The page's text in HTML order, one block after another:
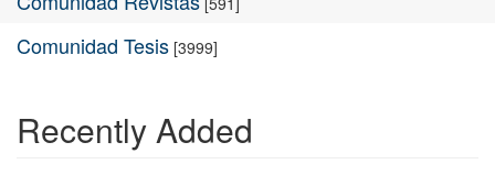
Comunidad Tesis [3999]
Recently Added